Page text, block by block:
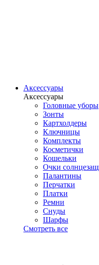
Аксессуары
Аксессуары
Головные уборы
Зонты
Картхолдеры
Ключницы
Комплекты
Косметички
Кошельки
Очки
Палантины
Перчатки
Платки
Ремни
Снуды
Шарфы
Смотреть все